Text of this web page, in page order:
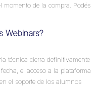
momento de la compra. Podés
Webinars?
técnica cierra definitivamente
el acceso a la plataforma
el soporte de los alumnos